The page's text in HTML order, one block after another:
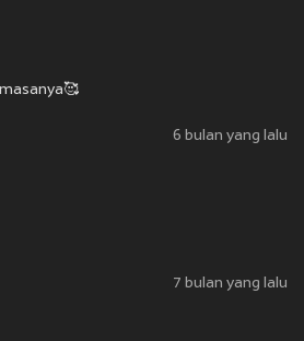
6 bulan yang lalu
7 bulan yang lalu